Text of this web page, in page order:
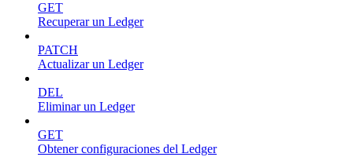
GET
Recuperar un Ledger
PATCH
Actualizar un Ledger
DEL
Eliminar un Ledger
GET
Obtener configuraciones del Ledger